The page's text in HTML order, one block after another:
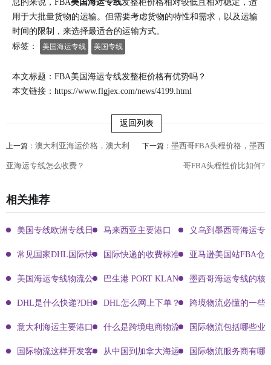
总的来说，FBA美国海运专线发整柜价格相对较低且相对稳定，适
用于大批量货物的运输。但需要考虑货物的特性和需求，以及运输
时间的限制，来选择最适合的运输方式。
标签：
美国海运专线 美国专线
本文标题：FBA美国海运专线发整柜价格有优势吗？
本文链接： https://www.flgjex.com/news/4199.html
返回列表
上一篇： 澳大利亚海运价格，澳大利
亚海运专线怎么收费？
下一篇： 墨西哥FBA头程价格，墨西
哥FBA头程性价比如何?
相关推荐
美国专线欧洲专线日本专线区别马来西亚主要港口 义乌到墨西哥海运专
常见国家DHL国际快递客服热线国际快递的收费标准!四大国际快递的尺寸重
亚马逊美国站FBA仓
美国海运专线物流公司有哪些?巴生港 PORT KLANG 墨西哥海运专线的核
DHL是什么快递?DHL国际快递介绍DHL怎么网上下单？DHL快递寄件有哪些方
跨境物流必懂的一些
意大利海运主要港口有哪些什么是跨境电商物流? 国际物流包括哪些业
国际物流这样开发客户会让你成为销冠从中国到加拿大海运要多久能到达？
国际物流服务商有哪